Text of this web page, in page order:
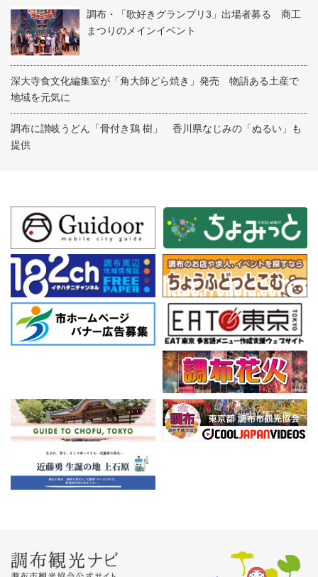
調布・「歌好きグランプリ3」出場者募る 商工
まつりのメインイベント
深大寺食文化編集室が「角大師どら焼き」発売 物語ある土産で
地域を元気に
調布に讃岐うどん「骨付き鶏 樹」 香川県なじみの「ぬるい」も
提供